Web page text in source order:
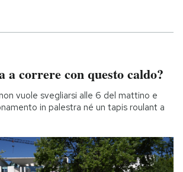
a correre con questo caldo?
vuole svegliarsi alle 6 del mattino e
in palestra né un tapis roulant a